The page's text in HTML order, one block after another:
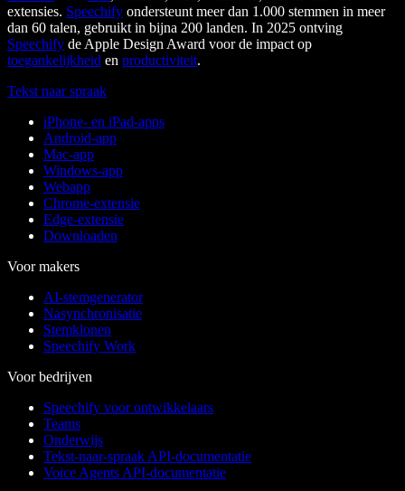
extensies. Speechify ondersteunt meer dan 1.000 stemmen in meer
dan 60 talen, gebruikt in bijna 200 landen. In 2025 ontving
Speechify de Apple Design Award voor de impact op
toegankelijkheid en productiviteit.
Tekst naar spraak
iPhone- en iPad-apps
Android-app
Mac-app
Windows-app
Webapp
Chrome-extensie
Edge-extensie
Downloaden
Voor makers
AI-stemgenerator
Nasynchronisatie
Stemklonen
Speechify Work
Voor bedrijven
Speechify voor ontwikkelaars
Teams
Onderwijs
Tekst-naar-spraak API-documentatie
Voice Agents API-documentatie